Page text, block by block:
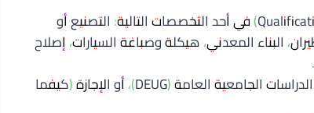
دبلوم تقني (Technicien) أو تأهيل (Qualification) في أحد التخصصات التالية: التصنيع أو
البناء المعدني، هيكلة وصباغة السيارات، إصلاح
التوفر على شهادة البكالوريا، دبلوم الدراسات الجامعية العامة (DEUG)، أو الإجازة (كيفما